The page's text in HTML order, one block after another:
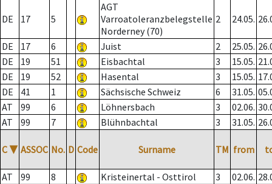
DE 17 5
AGT
Varroatoleranzbelegstelle
Norderney (70)
2 24.05.
DE 17 6 Juist 2 25.05.
DE
19 51 Eisbachtal 3 15.05.
DE
19 52 Hasental 3 15.05.
DE
41 1 Sächsische Schweiz 6 31.05.
AT
99 6 Löhnersbach 3 02.06.
AT
99 7 Blühnbachtal 3 31.05.
C ▼ ASSOC No. D Code Surname TM from
AT 99 8 Kristeinertal - Osttirol 3 02.06.